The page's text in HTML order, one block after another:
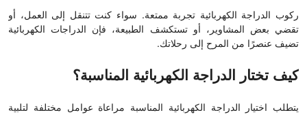
ركوب الدراجة الكهربائية تجربة ممتعة. سواء كنت تتنقل إلى العمل، أو
تقضي بعض المشاوير، أو تستكشف الطبيعة، فإن الدراجات الكهربائية
تضيف عنصرًا من المرح إلى رحلاتك.
كيف تختار الدراجة الكهربائية المناسبة؟
يتطلب اختيار الدراجة الكهربائية المناسبة مراعاة عوامل مختلفة لتلبية